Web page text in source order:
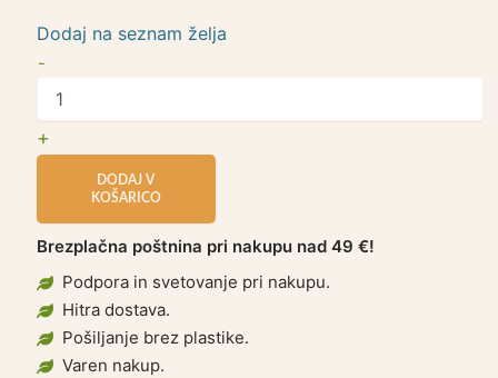
Dodaj na seznam želja
-
+
DODAJ V
KOŠARICO
Brezplačna poštnina pri nakupu nad 49 €!
Podpora in svetovanje pri nakupu.
Hitra dostava.
Pošiljanje brez plastike.
Varen nakup.